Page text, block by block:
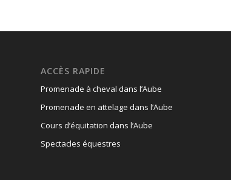
ACCÈS RAPIDE
Promenade à cheval dans l’Aube
Promenade en attelage dans l’Aube
Cours d’équitation dans l’Aube
Spectacles équestres